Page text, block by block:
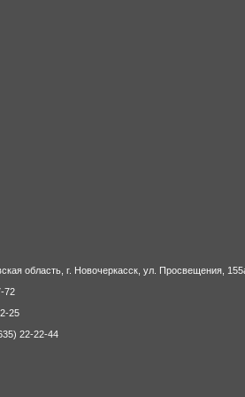
область, г. Новочеркасск, ул. Просвещения,
72
25
22-22-44